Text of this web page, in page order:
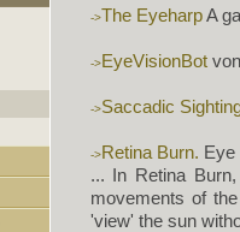
The EyeharpA
EyeVisionBotvon
Saccadic
Retina Burn. Eye
... In Retina
movements of
'view' the sun